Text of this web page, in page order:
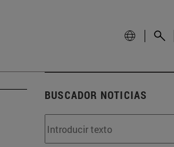
BUSCADOR NOTICIAS